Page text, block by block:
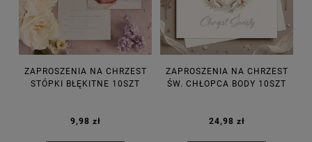
ZAPROSZENIA NA CHRZEST
STÓPKI BŁĘKITNE 10SZT
9,98 zł
ZAPROSZENIA NA CHRZEST
ŚW. CHŁOPCA BODY 10SZT
24,98 zł